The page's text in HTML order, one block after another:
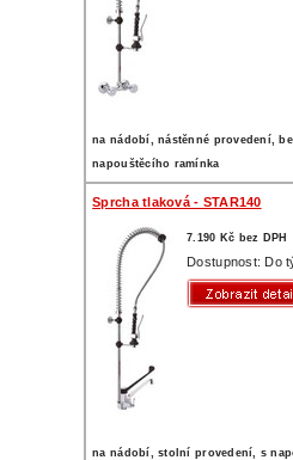
na nádobí, nástěnné provedení,
napouštěcího ramínka
Sprcha tlaková - STAR140
7.190 Kč bez DPH
Dostupnost: Do
na nádobí, stolní provedení, s